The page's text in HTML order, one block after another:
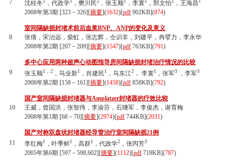
7
沈桂冬
，代政学 ，樊川民 ，张玉顺 ，李寰 ，郭文怡 ，王海昌
2008年第3期 [323－326][摘要](1632)[pdf 902KB](874)
8
室间隔缺损封堵术前后血浆BNP、ANP的变化及意义
张倩，宋治远，柴虹，张志辉，仝识非，刘建平，冉擘力，李永华
2008年第2期 [207－209][摘要](1547)[pdf 763KB](791)
9
多中心应用两种超声心动图指导房间隔缺损封堵治疗情况的比较
张玉顺1，2 ，马业新1 ，肖建民1 ，马东江2 ， 李寰1 ，张军3 ，李军3
2008年第2期 [158－161][摘要](1458)[pdf 858KB](792)
10
国产室间隔缺损封堵器与Amplatzer封堵器的疗效比较
王威，曾国洪，张智伟，李渝芬，石继军，李俊杰，谢育梅
2008年第1期 [68－70][摘要](2974)[pdf 744KB](2031)
11
国产对称双盘状封堵器经导管治疗室间隔缺损21例
李红梅1 ，叶季鲜1 ，高群1 ，代政学2 ，张丙芳3
2005年第6期 [597－598,602][摘要](1112)[pdf 718KB](787)